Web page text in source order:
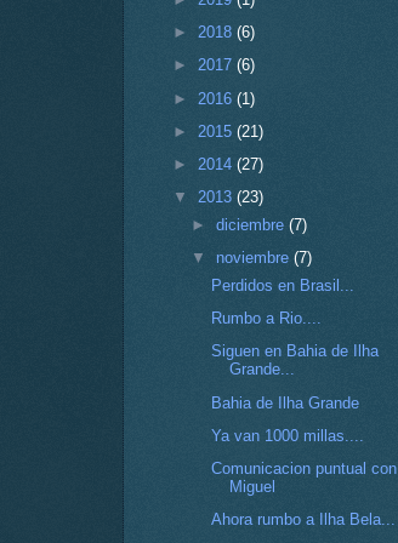
► 2018 (6)
► 2017 (6)
► 2016 (1)
► 2015 (21)
► 2014 (27)
▼ 2013 (23)
►diciembre(7)
▼ noviembre(7)
Perdidos en Brasil...
Rumbo a Rio....
Siguen en Bahia de Ilha
Grande...
Bahia de Ilha Grande
Ya van 1000 millas....
Comunicacion puntual con
Miguel
Ahora rumbo a Ilha Bela...